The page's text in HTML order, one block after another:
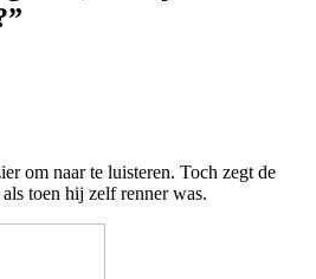
om naar te luisteren. Toch zegt de
toen hij zelf renner was.